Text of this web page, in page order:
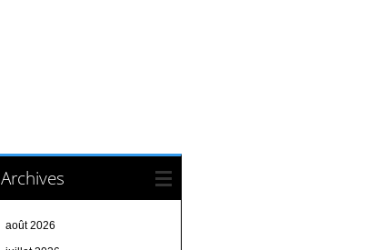
Archives
août 2026